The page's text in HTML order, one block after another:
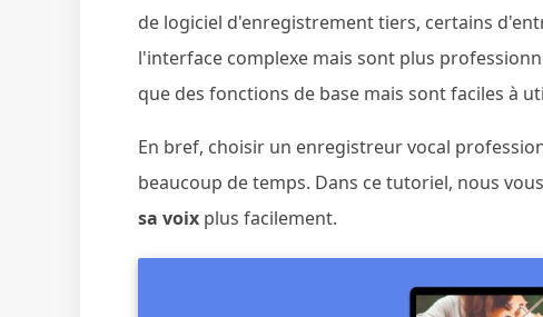
de logiciel d'enregistrement tiers, certains
l'interface complexe mais sont plus
que des fonctions de base mais sont faciles à
En bref, choisir un enregistreur vocal
beaucoup de temps. Dans ce tutoriel, nous
sa voix plus facilement.